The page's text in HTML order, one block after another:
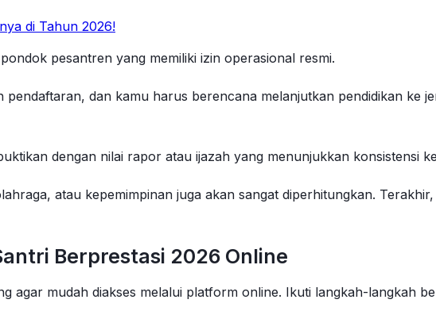
di Tahun 2026!
pesantren yang memiliki izin operasional resmi.
dan kamu harus berencana melanjutkan pendidikan ke
dengan nilai rapor atau ijazah yang menunjukkan konsistensi
atau kepemimpinan juga akan sangat diperhitungkan.
Berprestasi 2026 Online
agar mudah diakses melalui platform online. Ikuti langkah-langkah